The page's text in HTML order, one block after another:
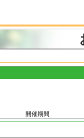
開催期間